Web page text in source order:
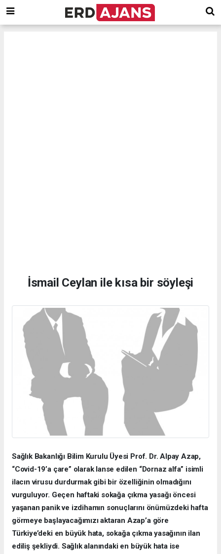
İsmail Ceylan ile kısa bir söyleşi
Sağlık Bakanlığı Bilim Kurulu Üyesi Prof. Dr. Alpay Azap,
“Covid-19’a çare” olarak lanse edilen “Dornaz alfa” isimli
ilacın virusu durdurmak gibi bir özelliğinin olmadığını
vurguluyor. Geçen haftaki sokağa çıkma yasağı öncesi
yaşanan panik ve izdihamın sonuçlarını önümüzdeki hafta
görmeye başlayacağımızı aktaran Azap’a göre
Türkiye’deki en büyük hata, sokağa çıkma yasağının ilan
ediliş şekliydi. Sağlık alanındaki en büyük hata ise